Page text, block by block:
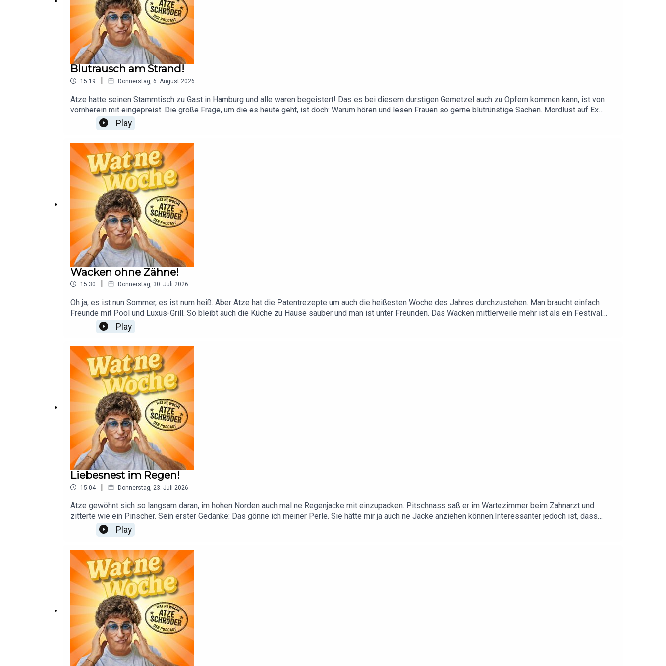
Blutrausch am Strand!
15:19 | Donnerstag, 6. August 2026
Atze hatte seinen Stammtisch zu Gast in Hamburg und alle waren begeistert! Das es bei diesem durstigen Gemetzel auch zu Opfern kommen kann, ist von
vornherein mit eingepreist. Die große Frage, um die es heute geht, ist doch: Warum hören und lesen Frauen so gerne blutrünstige Sachen. Mordlust auf Ex
sozusagen. Darüber hinaus geht es darum, warum Männer in Radlerhosen so peinlich aussehen und wie man Wespen am besten vom eigenen Kuchen
fernhält. Wohl dem, der einen Zivi zur Seite hat! Einer muss sich schließlich kümmern.Instagram:https://www.instagram.com/atzeschroeder_offiziell/Hier
Play
Wacken ohne Zähne!
15:30 | Donnerstag, 30. Juli 2026
Oh ja, es ist nun Sommer, es ist num heiß. Aber Atze hat die Patentrezepte um auch die heißesten Woche des Jahres durchzustehen. Man braucht einfach
Freunde mit Pool und Luxus-Grill. So bleibt auch die Küche zu Hause sauber und man ist unter Freunden. Das Wacken mittlerweile mehr ist als ein Festival
sollte auch dem Kanzler klar sein. Es ist Weltanschauung plus Religion, denn eins ist klar: Wer auf dem Holy Ground Stagediving macht, der bleibt fit bis ins
hohe Alter. God give Rock’n Roll to you!Instagram:https://www.instagram.com/atzeschroeder_offiziell/
Play
Liebesnest im Regen!
15:04 | Donnerstag, 23. Juli 2026
Atze gewöhnt sich so langsam daran, im hohen Norden auch mal ne Regenjacke mit einzupacken. Pitschnass saß er im Wartezimmer beim Zahnarzt und
zitterte wie ein Pinscher. Sein erster Gedanke: Das gönne ich meiner Perle. Sie hätte mir ja auch ne Jacke anziehen können.Interessanter jedoch ist, dass
Cristine Neubauer ihr Liebesnest auf Mallorca verkaufen will. Aber wie muss man sich so ein Zentrum der Lust vorstellen? Wird dort Opium geraucht? Hängen
dort Seiltänzerin am endlosen Trapez? Das alles kann in deutschen Bahnhöfen jetzt nicht mehr passieren, denn es gibt Alkoholverbot und somit kommen auch
Play